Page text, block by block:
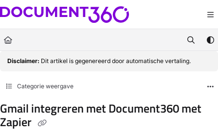
Documentation Index
Fetch the complete documentation index at:https://docs.document360.com/
Use this file to discover all available pages before exploring further.
Disclaimer: Dit artikel is gegenereerd door automatische vertaling.
Categorie weergave
Gmail integreren met Document360 met
Zapier